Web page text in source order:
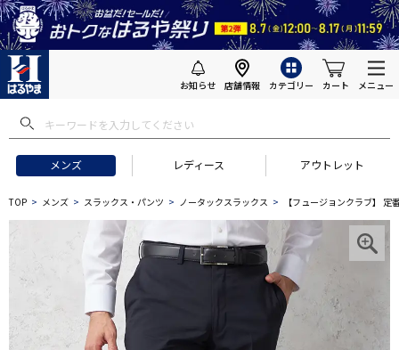
お知らせ 店舗情報 カテゴリー カート メニュー
メンズ レディース アウトレット
TOP メンズ スラックス・パンツ ノータックスラックス 【フュージョンクラブ】